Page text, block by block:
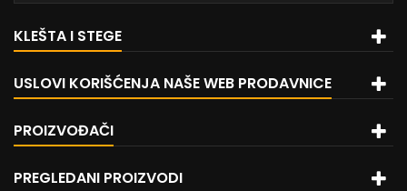
KLEŠTA I STEGE
USLOVI KORIŠĆENJA NAŠE WEB PRODAVNICE
PROIZVOĐAČI
PREGLEDANI PROIZVODI